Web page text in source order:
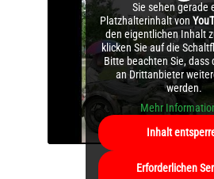
Sie sehen gerade
Platzhalterinhalt von
den eigentlichen Inhalt
klicken Sie auf die
Bitte beachten Sie, dass
an Drittanbieter
werden.
Mehr
Inhalt
Erforderlichen